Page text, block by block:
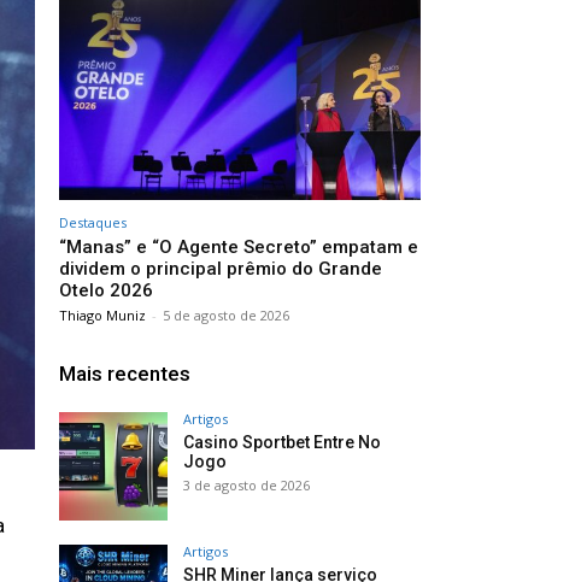
Destaques
“Manas” e “O Agente Secreto” empatam e
dividem o principal prêmio do Grande
Otelo 2026
Thiago Muniz - 5 de agosto de 2026
Mais recentes
Artigos
Casino Sportbet Entre No
Jogo
3 de agosto de 2026
Artigos
SHR Miner lança serviço